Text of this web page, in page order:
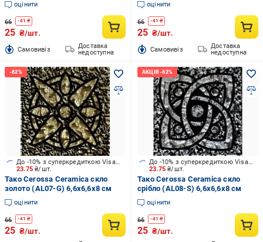
оцінити
66 -41 ₴
25 ₴/шт.
Cамовивіз
Доставка
недоступна
оцінити
66 -41 ₴
25 ₴/шт.
Cамовивіз
Доставка
недоступна
23.75₴/шт.
До -10% з суперкредиткою Visa Вигода
Тако Cerossa Ceramica скло
золото (AL07-G) 6,6x6,6x8 см
оцінити
66 -41 ₴
25 ₴/шт.
23.75₴/шт.
До -10% з суперкредиткою Visa Вигода
Тако Cerossa Ceramica скло
срібло (AL08-S) 6,6x6,6x8 см
оцінити
66 -41 ₴
25 ₴/шт.